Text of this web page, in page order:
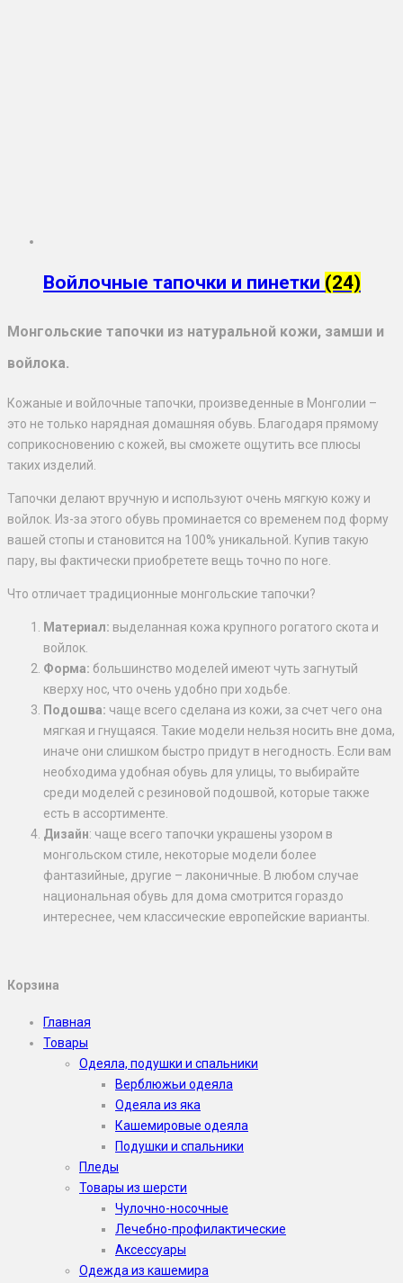
Войлочные тапочки и пинетки (24)
Монгольские тапочки из натуральной кожи, замши и
войлока.
Кожаные и войлочные тапочки, произведенные в Монголии –
это не только нарядная домашняя обувь. Благодаря прямому
соприкосновению с кожей, вы сможете ощутить все плюсы
таких изделий.
Тапочки делают вручную и используют очень мягкую кожу и
войлок. Из-за этого обувь проминается со временем под форму
вашей стопы и становится на 100% уникальной. Купив такую
пару, вы фактически приобретете вещь точно по ноге.
Что отличает традиционные монгольские тапочки?
Материал: выделанная кожа крупного рогатого скота и
войлок.
Форма: большинство моделей имеют чуть загнутый
кверху нос, что очень удобно при ходьбе.
Подошва: чаще всего сделана из кожи, за счет чего она
мягкая и гнущаяся. Такие модели нельзя носить вне дома,
иначе они слишком быстро придут в негодность. Если вам
необходима удобная обувь для улицы, то выбирайте
среди моделей с резиновой подошвой, которые также
есть в ассортименте.
Дизайн: чаще всего тапочки украшены узором в
монгольском стиле, некоторые модели более
фантазийные, другие – лаконичные. В любом случае
национальная обувь для дома смотрится гораздо
интереснее, чем классические европейские варианты.
Корзина
Главная
Товары
Одеяла, подушки и спальники
Верблюжьи одеяла
Одеяла из яка
Кашемировые одеяла
Подушки и спальники
Пледы
Товары из шерсти
Чулочно-носочные
Лечебно-профилактические
Аксессуары
Одежда из кашемира